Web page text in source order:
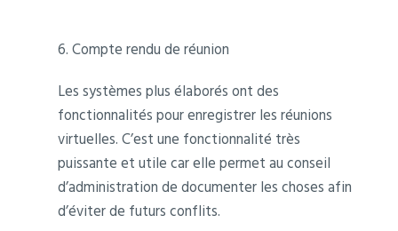
6. Compte rendu de réunion
Les systèmes plus élaborés ont des
fonctionnalités pour enregistrer les réunions
virtuelles. C’est une fonctionnalité très
puissante et utile car elle permet au conseil
d’administration de documenter les choses afin
d’éviter de futurs conflits.